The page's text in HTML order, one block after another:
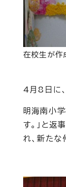
在校生が作
4月8日に
明海南小
す。」と
れ、新たな